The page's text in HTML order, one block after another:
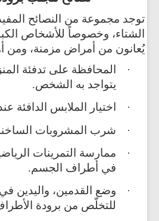
توجد مجموعة من النصائح
الشتاء، وخصوصاً للأشخاص
يُعانون من أمراض مزمنة، ومن
·
المحافظة على تدفئة
يتواجد به الشخص.
· اختيار الملابس الدافئة
· شرب المشروبات
·
ممارسة التمرينات
في أطراف الجسم.
·
وضع القدمين، واليدين
للتخلّص من برودة